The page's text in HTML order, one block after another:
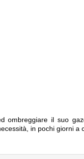
ombreggiare il suo
in pochi giorni a